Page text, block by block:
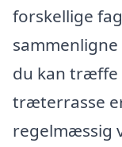
forskellige
du kan træffe
træterrasse
regelmæssig